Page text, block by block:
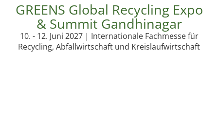
GREENS Global Recycling Expo
& Summit Gandhinagar
10. - 12. Juni 2027 | Internationale Fachmesse für
Recycling, Abfallwirtschaft und Kreislaufwirtschaft